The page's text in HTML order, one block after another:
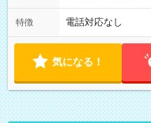
特徴 電話対応なし
気になる！